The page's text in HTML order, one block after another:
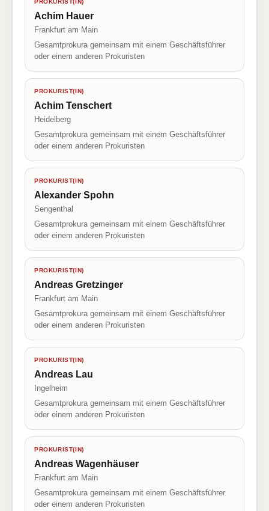
PROKURIST(IN)
Achim Hauer
Frankfurt am Main
Gesamtprokura gemeinsam mit einem Geschäftsführer
oder einem anderen Prokuristen
PROKURIST(IN)
Achim Tenschert
Heidelberg
Gesamtprokura gemeinsam mit einem Geschäftsführer
oder einem anderen Prokuristen
PROKURIST(IN)
Alexander Spohn
Sengenthal
Gesamtprokura gemeinsam mit einem Geschäftsführer
oder einem anderen Prokuristen
PROKURIST(IN)
Andreas Gretzinger
Frankfurt am Main
Gesamtprokura gemeinsam mit einem Geschäftsführer
oder einem anderen Prokuristen
PROKURIST(IN)
Andreas Lau
Ingelheim
Gesamtprokura gemeinsam mit einem Geschäftsführer
oder einem anderen Prokuristen
PROKURIST(IN)
Andreas Wagenhäuser
Frankfurt am Main
Gesamtprokura gemeinsam mit einem Geschäftsführer
oder einem anderen Prokuristen